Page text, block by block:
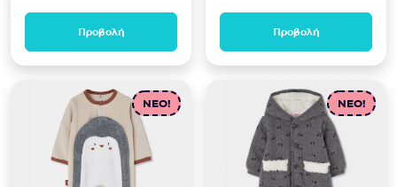
Προβολή Προβολή
NEO! NEO!